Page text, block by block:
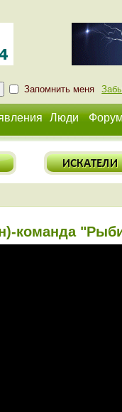
Запомнить меня
Люди
команда